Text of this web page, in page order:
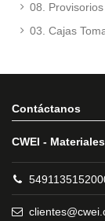
08.
03. Cajas
Contáctanos
CWEI -